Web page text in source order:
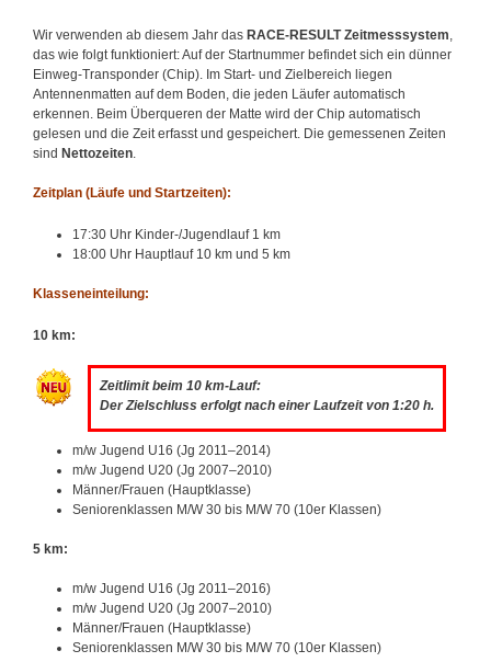
Wir verwenden ab diesem Jahr das RACE-RESULT Zeitmesssystem
das wie folgt funktioniert: Auf der Startnummer befindet sich ein dünner
Einweg-Transponder (Chip). Im Start- und Zielbereich liegen
Antennenmatten auf dem Boden, die jeden Läufer automatisch
erkennen. Beim Überqueren der Matte wird der Chip automatisch
gelesen und die Zeit erfasst und gespeichert. Die gemessenen Zeiten
sind Nettozeiten
Zeitplan (Läufe und Startzeiten):
17:30 Uhr Kinder-/Jugendlauf 1 km
18:00 Uhr Hauptlauf 10 km und 5 km
Klasseneinteilung:
10 km:
Zeitlimit beim 10 km-Lauf:
Der Zielschluss erfolgt nach einer Laufzeit von 1:20 h.
m/w Jugend U16 (Jg 2011–2014)
m/w Jugend U20 (Jg 2007–2010)
Männer/Frauen (Hauptklasse)
Seniorenklassen M/W 30 bis M/W 70 (10er Klassen)
5 km:
m/w Jugend U16 (Jg 2011–2016)
m/w Jugend U20 (Jg 2007–2010)
Männer/Frauen (Hauptklasse)
Seniorenklassen M/W 30 bis M/W 70 (10er Klassen)